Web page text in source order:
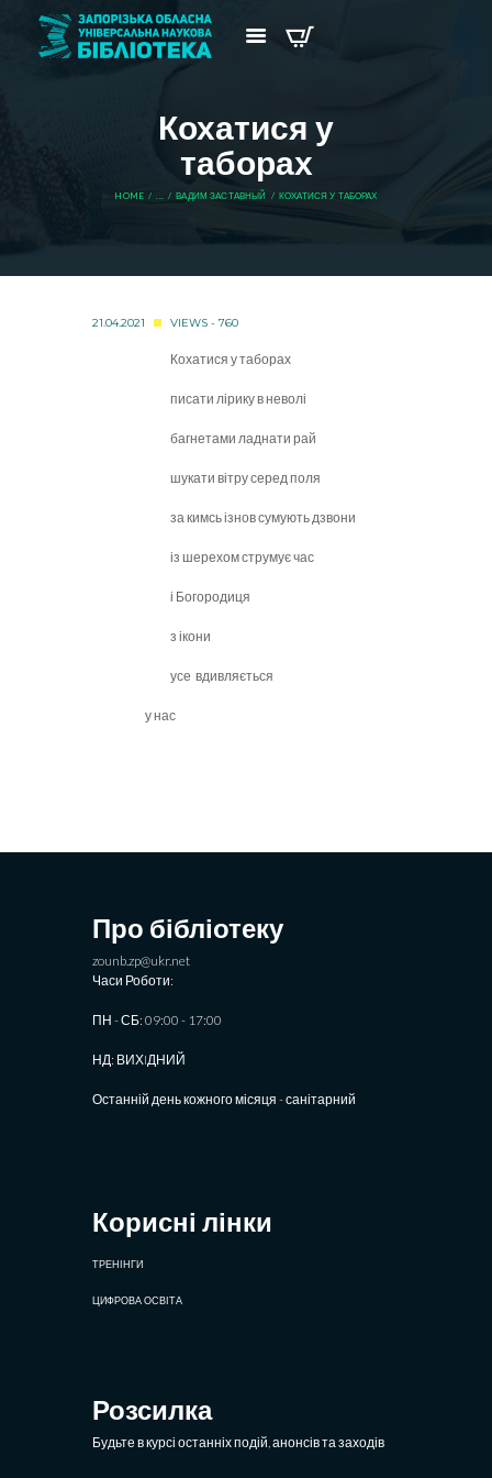
Кохатися у
таборах
HOME ... ВАДИМ ЗАСТАВНЫЙ КОХАТИСЯ У ТАБОРАХ
21.04.2021 VIEWS - 760
Кохатися у таборах
писати лірику в неволі
багнетами ладнати рай
шукати вітру серед поля
за кимсь ізнов сумують дзвони
із шерехом струмує час
і Богородиця
з ікони
усе вдивляється
у нас
Про бібліотеку
zounb.zp@ukr.net
Часи Роботи:
ПН - СБ: 09:00 - 17:00
НД: ВИХIДНИЙ
Останній день кожного місяця - санітарний
Корисні лінки
ТРЕНІНГИ
ЦИФРОВА ОСВІТА
Розсилка
Будьте в курсі останніх подій, анонсів та заходів